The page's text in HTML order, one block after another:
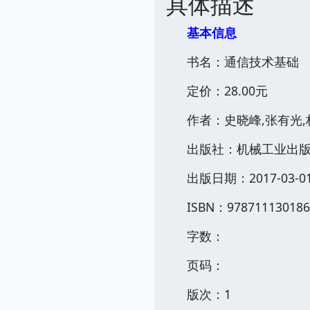
基本信息
书名：通信技术基础
定价：28.00元
作者：史晓峰,张有光,
出版社：机械工业出
出版日期：2017-03-01
ISBN：
字数：
页码：
版次：1